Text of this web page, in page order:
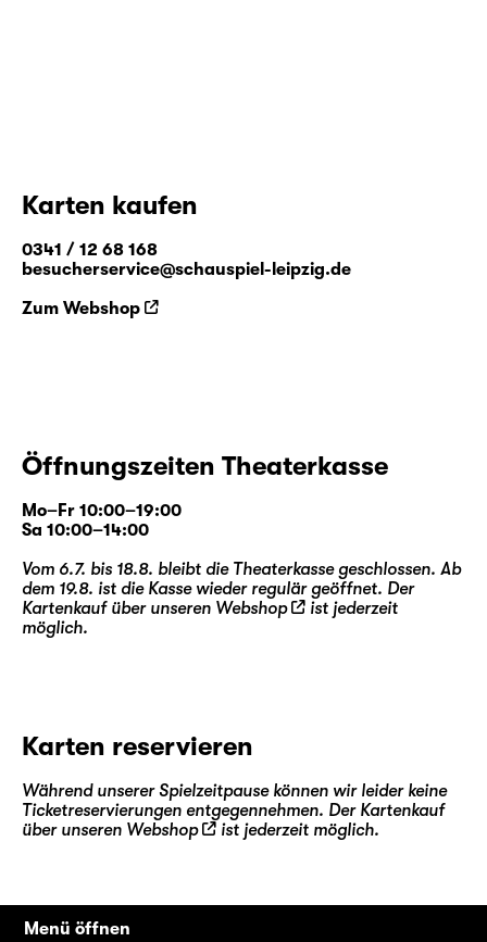
Karten kaufen
0341 / 12 68 168
besucherservice@schauspiel-leipzig.de
Zum Webshop
Öffnungszeiten Theaterkasse
Mo–Fr 10:00–19:00
Sa 10:00–14:00
Vom 6.7. bis 18.8. bleibt die Theaterkasse geschlossen. Ab
dem 19.8. ist die Kasse wieder regulär geöffnet. Der
Kartenkauf über unseren Webshop
ist jederzeit
möglich.
Karten reservieren
Während unserer Spielzeitpause können wir leider keine
Ticketreservierungen entgegennehmen. Der Kartenkauf
über unseren Webshop ist jederzeit möglich.
Menü öffnen